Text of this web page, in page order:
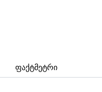
Ფაქტმეტრი